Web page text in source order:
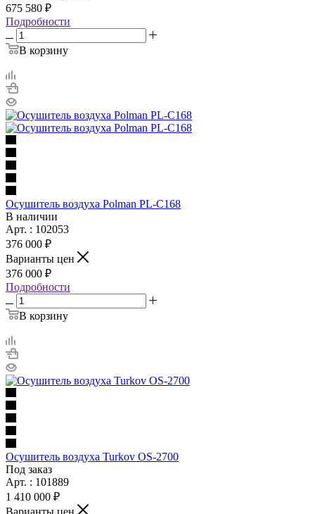
675 580 ₽
Подробности
В корзину
Осушитель воздуха Polman PL-C168
В наличии
Арт. : 102053
376 000 ₽
Варианты цен
376 000 ₽
Подробности
В корзину
Осушитель воздуха Turkov OS-2700
Под заказ
Арт. : 101889
1 410 000 ₽
Варианты цен